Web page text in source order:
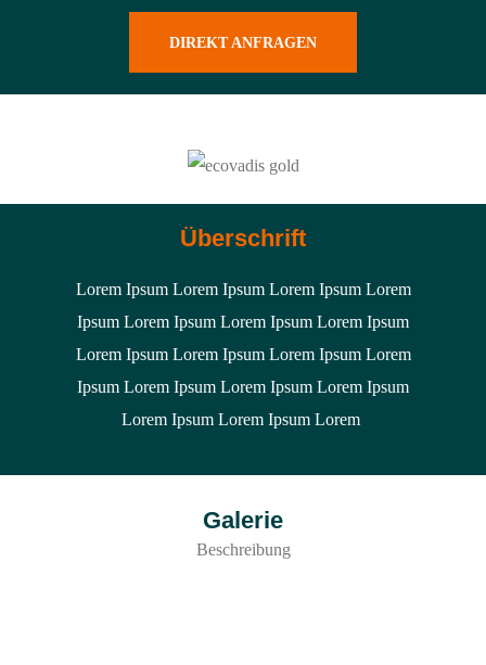
DIREKT ANFRAGEN
Überschrift
Lorem Ipsum Lorem Ipsum Lorem Ipsum Lorem
Ipsum Lorem Ipsum Lorem Ipsum Lorem Ipsum
Lorem Ipsum Lorem Ipsum Lorem Ipsum Lorem
Ipsum Lorem Ipsum Lorem Ipsum Lorem Ipsum
Lorem Ipsum Lorem Ipsum Lorem
Galerie
Beschreibung